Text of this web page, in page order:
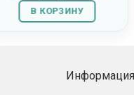
В КОРЗИНУ